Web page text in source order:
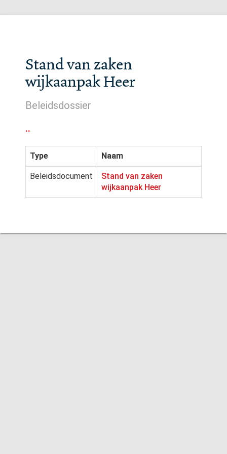
Stand van zaken
wijkaanpak Heer
Beleidsdossier
..
Type Naam
Beleidsdocument
Stand van zaken
wijkaanpak Heer